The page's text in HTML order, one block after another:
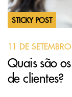
STICKY POST
11 DE
Quais são
de clientes?